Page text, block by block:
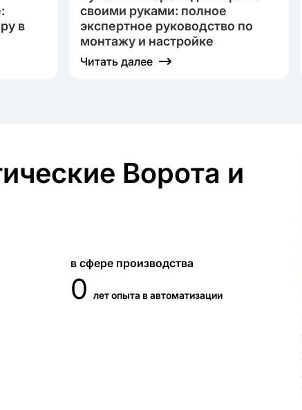
в
своими руками: полное
экспертное руководство по
монтажу и настройке
Читать далее
Ворота и
в сфере производства
0 лет опыта в автоматизации